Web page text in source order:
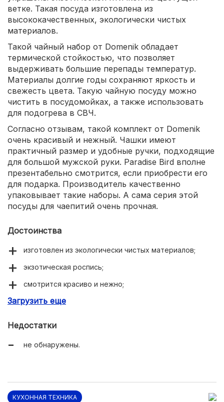
ветке. Такая посуда изготовлена из
высококачественных, экологически чистых
материалов.
Такой чайный набор от Domenik обладает
термической стойкостью, что позволяет
выдерживать большие перепады температур.
Материалы долгие годы сохраняют яркость и
свежесть цвета. Такую чайную посуду можно
чистить в посудомойках, а также использовать
для подогрева в СВЧ.
Согласно отзывам, такой комплект от Domenik
очень красивый и нежный. Чашки имеют
практичный размер и удобные ручки, подходящие
для большой мужской руки. Paradise Bird вполне
презентабельно смотрится, если приобрести его
для подарка. Производитель качественно
упаковывает такие наборы. А сама серия этой
посуды для чаепитий очень прочная.
Достоинства
изготовлен из экологически чистых материалов;
экзотическая роспись;
смотрится красиво и нежно;
оптимальный размер чашек и ручек;
Загрузить еще
Недостатки
не обнаружены.
КУХОННАЯ ТЕХНИКА